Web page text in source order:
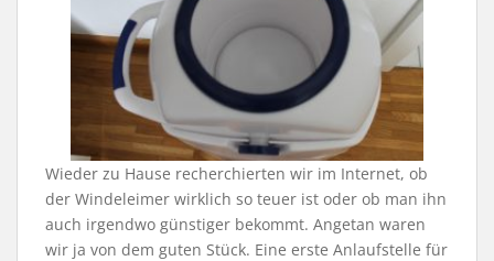
Wieder zu Hause recherchierten wir im Internet, ob
der Windeleimer wirklich so teuer ist oder ob man ihn
auch irgendwo günstiger bekommt. Angetan waren
wir ja von dem guten Stück. Eine erste Anlaufstelle für